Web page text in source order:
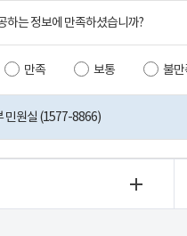
하는 정보에 만족하셨습니까?
만족 보통 불만
민원실 (1577-8866)